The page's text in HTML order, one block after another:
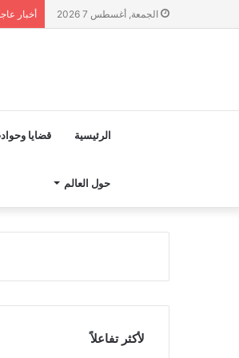
الجمعة, أغسطس 7 2026 أخبار
الرئيسية قضايا
حول العالم
لأكثر تفاعلاً